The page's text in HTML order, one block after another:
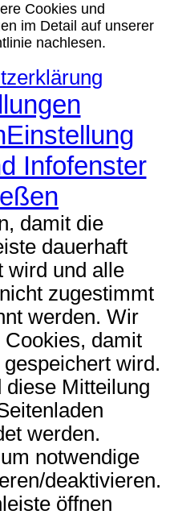
Cookies und
im Detail auf unserer
nachlesen.
Einstellung
Infofenster
damit die
dauerhaft
wird und alle
zugestimmt
werden. Wir
Cookies, damit
wird.
Mitteilung
werden.
notwendige
deaktivieren.
öffnen